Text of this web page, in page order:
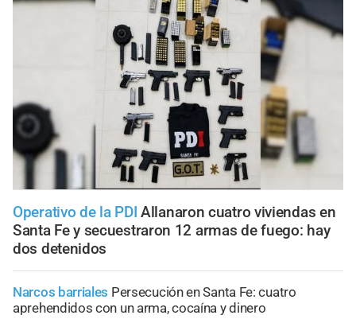
Operativo de la PDI Allanaron cuatro viviendas en
Santa Fe y secuestraron 12 armas de fuego: hay
dos detenidos
Narcos barriales Persecución en Santa Fe: cuatro
aprehendidos con un arma, cocaína y dinero